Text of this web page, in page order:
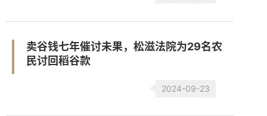
卖谷钱七年催讨未果，松滋法院为29名农
民讨回稻谷款
2024-09-23